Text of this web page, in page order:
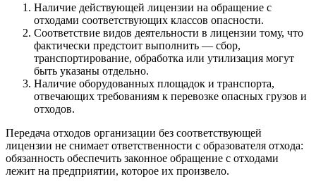
Наличие действующей лицензии на обращение с
отходами соответствующих классов опасности.
Соответствие видов деятельности в лицензии тому, что
фактически предстоит выполнить — сбор,
транспортирование, обработка или утилизация могут
быть указаны отдельно.
Наличие оборудованных площадок и транспорта,
отвечающих требованиям к перевозке опасных грузов и
отходов.
Передача отходов организации без соответствующей
лицензии не снимает ответственности с образователя отхода:
обязанность обеспечить законное обращение с отходами
лежит на предприятии, которое их произвело.